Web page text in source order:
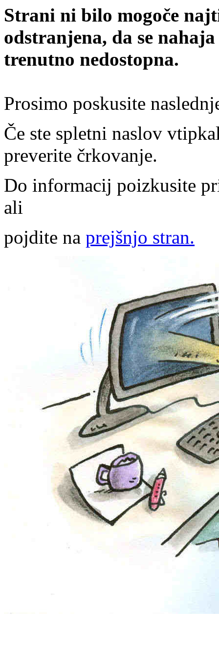
Strani ni bilo mogoče
odstranjena, da se
trenutno nedostopna.
Prosimo poskusite
Če ste spletni naslov
preverite črkovanje.
Do informacij poizkusite
ali
pojdite na prejšnjo stran.